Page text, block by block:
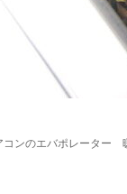
コンのエバポレーター